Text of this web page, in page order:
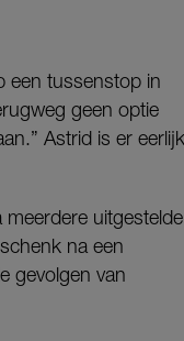
een tussenstop in
geen optie
Astrid is er eerlijk
uitgestelde
na een
gevolgen van